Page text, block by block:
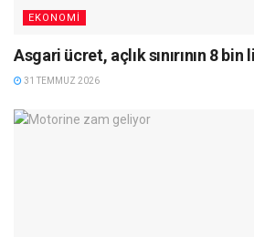
EKONOMI
Asgari ücret, açlık sınırının 8 bin
31 TEMMUZ 2026